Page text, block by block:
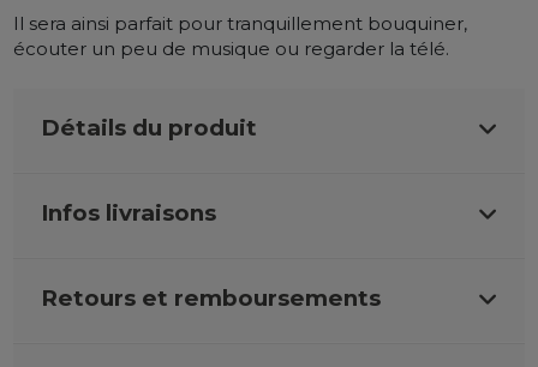
Il sera ainsi parfait pour tranquillement bouquiner,
écouter un peu de musique ou regarder la télé.
Détails du produit
Infos livraisons
Retours et remboursements